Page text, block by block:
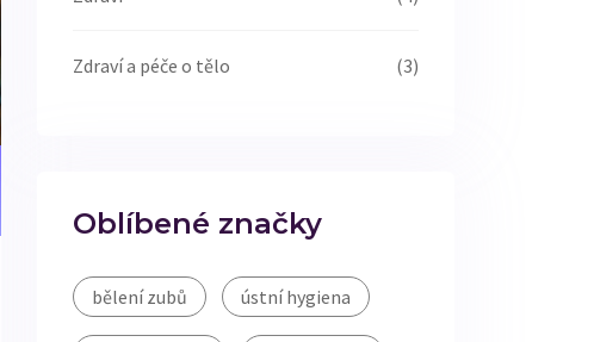
Zdraví a péče o tělo (3)
Oblíbené značky
bělení zubů ústní hygiena